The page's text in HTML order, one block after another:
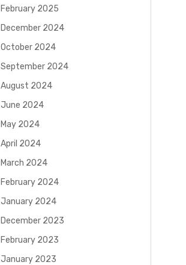
February 2025
December 2024
October 2024
September 2024
August 2024
June 2024
May 2024
April 2024
March 2024
February 2024
January 2024
December 2023
February 2023
January 2023